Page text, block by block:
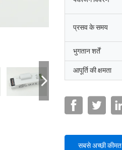
प्रसव के समय
भुगतान शर्तें
आपूर्ति की क्षमता
सबसे अच्छी कीमत